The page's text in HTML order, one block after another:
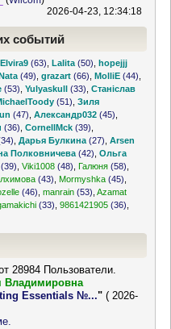
2026-04-23, 12:34:18
событий
,Elvira9 (63) ,Lalita (50) ,hopejjj
(49) ,grazart (66) ,MolliE (44)
(53) ,Yulyaskull (33) ,Станіслав
(51) ,Зиля
(47) ,Александр032 (45)
(36) ,CornellMck (39)
,Дарья Булкина (27) ,Arsen
Полковничева (42) ,Ольга
(39) ,Viki1008 (48) Галюня (58)
(43) Mormyshka (45)
(46) ,manrain (53) ,Azamat
(33) ,9861421905 (36)
28984 Пользователи.
Владимировна
Essentials №..." ( 2026-